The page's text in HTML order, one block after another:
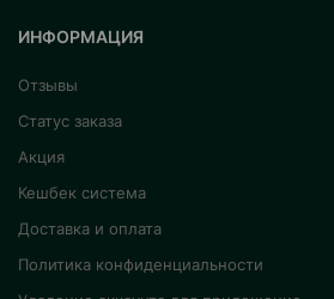
ИНФОРМАЦИЯ
Отзывы
Статус заказа
Акция
Кешбек система
Доставка и оплата
Политика конфиденциальности